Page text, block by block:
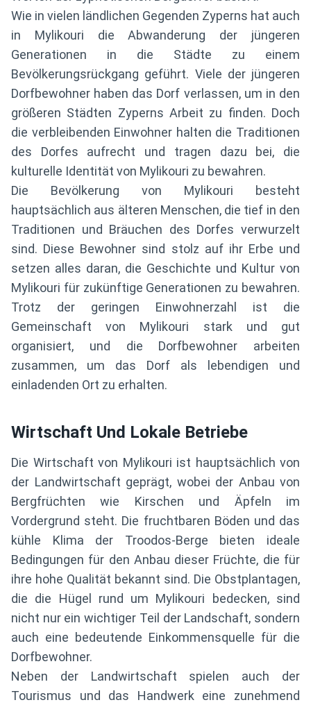
Wie in vielen ländlichen Gegenden Zyperns hat auch
in Mylikouri die Abwanderung der jüngeren
Generationen in die Städte zu einem
Bevölkerungsrückgang geführt. Viele der jüngeren
Dorfbewohner haben das Dorf verlassen, um in den
größeren Städten Zyperns Arbeit zu finden. Doch
die verbleibenden Einwohner halten die Traditionen
des Dorfes aufrecht und tragen dazu bei, die
kulturelle Identität von Mylikouri zu bewahren.
Die Bevölkerung von Mylikouri besteht
hauptsächlich aus älteren Menschen, die tief in den
Traditionen und Bräuchen des Dorfes verwurzelt
sind. Diese Bewohner sind stolz auf ihr Erbe und
setzen alles daran, die Geschichte und Kultur von
Mylikouri für zukünftige Generationen zu bewahren.
Trotz der geringen Einwohnerzahl ist die
Gemeinschaft von Mylikouri stark und gut
organisiert, und die Dorfbewohner arbeiten
zusammen, um das Dorf als lebendigen und
einladenden Ort zu erhalten.
Wirtschaft Und Lokale Betriebe
Die Wirtschaft von Mylikouri ist hauptsächlich von
der Landwirtschaft geprägt, wobei der Anbau von
Bergfrüchten wie Kirschen und Äpfeln im
Vordergrund steht. Die fruchtbaren Böden und das
kühle Klima der Troodos-Berge bieten ideale
Bedingungen für den Anbau dieser Früchte, die für
ihre hohe Qualität bekannt sind. Die Obstplantagen,
die die Hügel rund um Mylikouri bedecken, sind
nicht nur ein wichtiger Teil der Landschaft, sondern
auch eine bedeutende Einkommensquelle für die
Dorfbewohner.
Neben der Landwirtschaft spielen auch der
Tourismus und das Handwerk eine zunehmend